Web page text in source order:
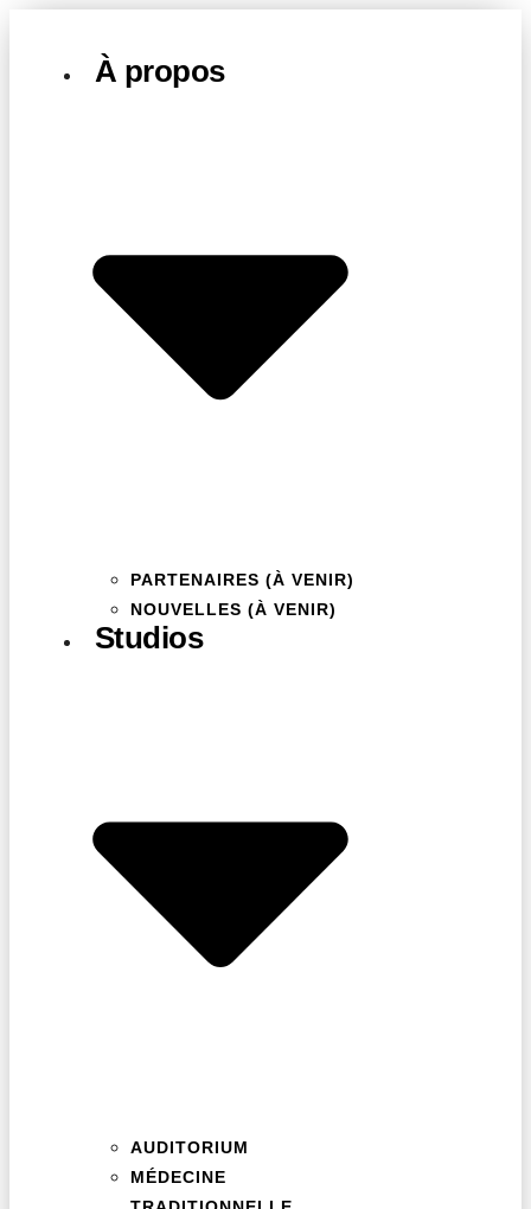
À propos
PARTENAIRES (À VENIR)
NOUVELLES (À VENIR)
Studios
AUDITORIUM
MÉDECINE